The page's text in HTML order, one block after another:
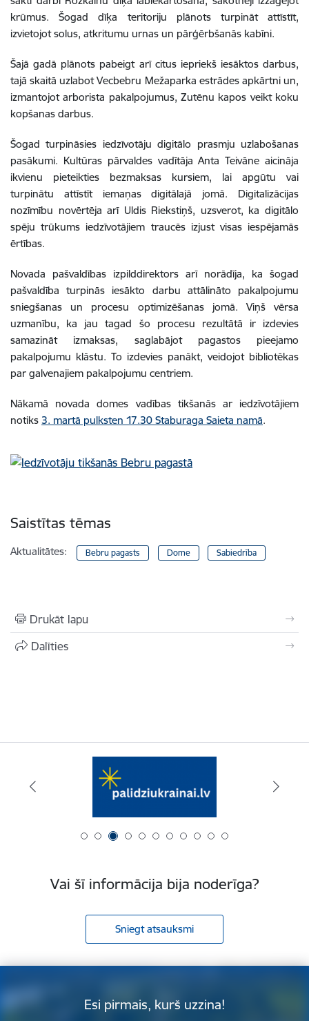
krūmus. Šogad dīķa teritoriju plānots turpināt attīstīt,
izvietojot solus, atkritumu urnas un pārģērbšanās kabīni.
Šajā gadā plānots pabeigt arī citus iepriekš iesāktos darbus,
tajā skaitā uzlabot Vecbebru Mežaparka estrādes apkārtni un,
izmantojot arborista pakalpojumus, Zutēnu kapos veikt koku
kopšanas darbus.
Šogad turpināsies iedzīvotāju digitālo prasmju uzlabošanas
pasākumi. Kultūras pārvaldes vadītāja Anta Teivāne aicināja
ikvienu pieteikties bezmaksas kursiem, lai apgūtu vai
turpinātu attīstīt iemaņas digitālajā jomā. Digitalizācijas
nozīmību novērtēja arī Uldis Riekstiņš, uzsverot, ka digitālo
spēju trūkums iedzīvotājiem traucēs izjust visas iespējamās
ērtības.
Novada pašvaldības izpilddirektors arī norādīja, ka šogad
pašvaldība turpinās iesākto darbu attālināto pakalpojumu
sniegšanas un procesu optimizēšanas jomā. Viņš vērsa
uzmanību, ka jau tagad šo procesu rezultātā ir izdevies
samazināt izmaksas, saglabājot pagastos pieejamo
pakalpojumu klāstu. To izdevies panākt, veidojot bibliotēkas
par galvenajiem pakalpojumu centriem.
Nākamā novada domes vadības tikšanās ar iedzīvotājiem
notiks 3. martā pulksten 17.30 Staburaga Saieta namā.
Saistītas tēmas
Aktualitātes: Bebru pagasts Dome Sabiedrība
Drukāt lapu
Dalīties
Vai šī informācija bija noderīga?
Sniegt atsauksmi
Esi pirmais, kurš uzzina!